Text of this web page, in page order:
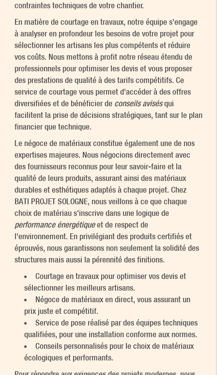
contraintes techniques de votre chantier.
En matière de courtage en travaux, notre équipe s'engage
à analyser en profondeur les besoins de votre projet pour
sélectionner les artisans les plus compétents et réduire
vos coûts. Nous mettons à profit notre réseau étendu de
professionnels pour optimiser les devis et vous proposer
des prestations de qualité à des tarifs compétitifs. Ce
service de courtage vous permet d'accéder à des offres
diversifiées et de bénéficier de conseils avisésqui
facilitent la prise de décisions stratégiques, tant sur le plan
financier que technique.
Le négoce de matériaux constitue également une de nos
expertises majeures. Nous négocions directement avec
des fournisseurs reconnus pour leur savoir-faire et la
qualité de leurs produits, assurant ainsi des matériaux
durables et esthétiques adaptés à chaque projet. Chez
BATI PROJET SOLOGNE, nous veillons à ce que chaque
choix de matériau s'inscrive dans une logique de
performance énergétiqueet de respect de
l'environnement. En privilégiant des produits certifiés et
éprouvés, nous garantissons non seulement la solidité des
structures mais aussi la pérennité des finitions.
Courtage en travaux pour optimiser vos devis et
sélectionner les meilleurs artisans.
Négoce de matériaux en direct, vous assurant un
prix juste et compétitif.
Service de pose réalisé par des équipes techniques
qualifiées, pour une installation conforme aux normes.
Conseils personnalisés pour le choix de matériaux
écologiques et performants.